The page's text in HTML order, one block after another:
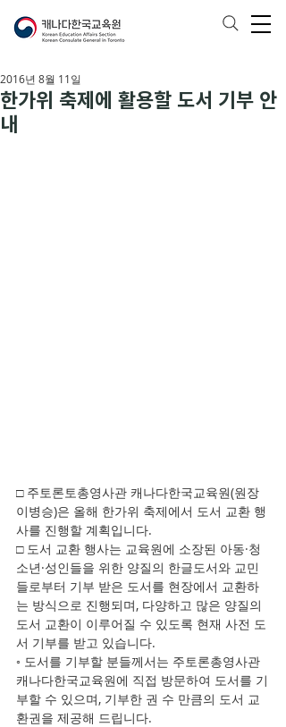
한가위 축제에 활용할 도서 기부 안
내
2016년 8월 11일
□ 주토론토총영사관 캐나다한국교육원(원장
이병승)은 올해 한가위 축제에서 도서 교환 행
사를 진행할 계획입니다.
□ 도서 교환 행사는 교육원에 소장된 아동·청
소년·성인들을 위한 양질의 한글도서와 교민
들로부터 기부 받은 도서를 현장에서 교환하
는 방식으로 진행되며, 다양하고 많은 양질의
도서 교환이 이루어질 수 있도록 현재 사전 도
서 기부를 받고 있습니다.
◦ 도서를 기부할 분들께서는 주토론총영사관
캐나다한국교육원에 직접 방문하여 도서를 기
부할 수 있으며, 기부한 권 수 만큼의 도서 교
환권을 제공해 드립니다.